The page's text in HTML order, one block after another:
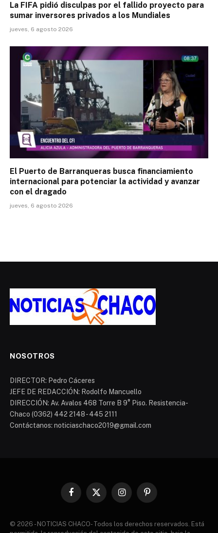
La FIFA pidió disculpas por el fallido proyecto para
sumar inversores privados a los Mundiales
jueves, 6 agosto 2026
El Puerto de Barranqueras busca financiamiento
internacional para potenciar la actividad y avanzar
con el dragado
jueves, 6 agosto 2026
NOSOTROS
DIRECTOR: Pedro Cáceres
JEFE DE REDACCIÓN: Rodolfo Mancuello
DIRECCIÓN: Av. Avalos 468 Torre B 9° Piso. Resistencia-
Chaco (0362) 442 2148 - 445 2111
Contáctanos: noticiaschaco2019@gmail.com
Facebook
X
InstagramPinterest
© 2026 - NOTICIAS CHACO- Todos los derechos reservados. Está